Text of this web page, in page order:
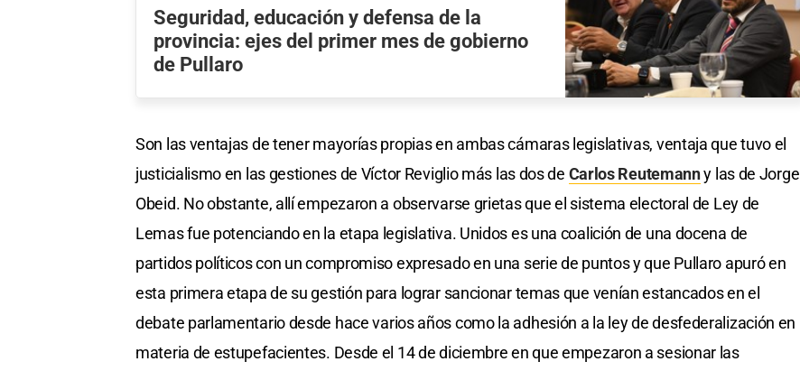
Seguridad, educación y defensa de la
provincia: ejes del primer mes de gobierno
de Pullaro
Son las ventajas de tener mayorías propias en ambas cámaras legislativas, ventaja que tuvo el
justicialismo en las gestiones de Víctor Reviglio más las dos de Carlos Reutemanny las de Jorge
Obeid. No obstante, allí empezaron a observarse grietas que el sistema electoral de Ley de
Lemas fue potenciando en la etapa legislativa. Unidos es una coalición de una docena de
partidos políticos con un compromiso expresado en una serie de puntos y que Pullaro apuró en
esta primera etapa de su gestión para lograr sancionar temas que venían estancados en el
debate parlamentario desde hace varios años como la adhesión a la ley de desfederalización en
materia de estupefacientes. Desde el 14 de diciembre en que empezaron a sesionar las